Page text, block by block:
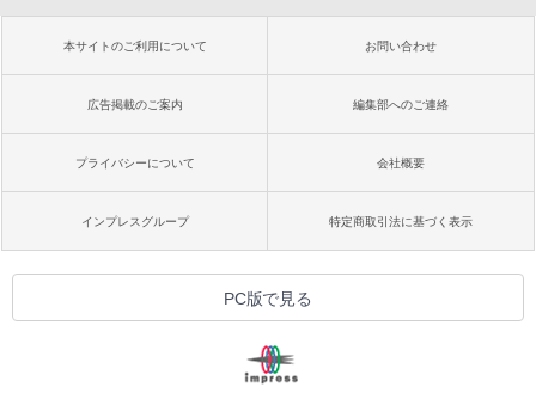
本サイトのご利用について お問い合わせ
広告掲載のご案内 編集部へのご連絡
プライバシーについて 会社概要
インプレスグループ 特定商取引法に基づく表示
PC版で見る